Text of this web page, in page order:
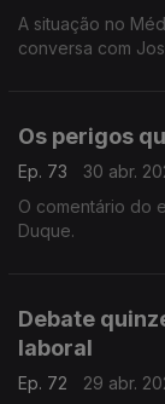
A situação no
conversa com
Os perigos
Ep. 73
30 abr.
O comentário do
Duque.
Debate
laboral
Ep. 72
29 abr.